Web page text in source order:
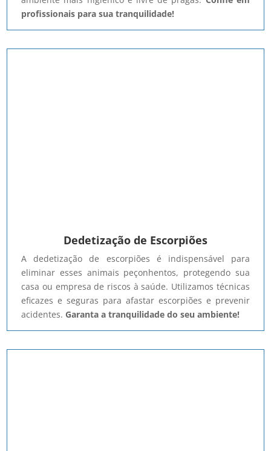
profissionais para sua tranquilidade!
Dedetização de Escorpiões
A dedetização de escorpiões é indispensável para
eliminar esses animais peçonhentos, protegendo sua
casa ou empresa de riscos à saúde. Utilizamos técnicas
eficazes e seguras para afastar escorpiões e prevenir
acidentes. Garanta a tranquilidade do seu ambiente!